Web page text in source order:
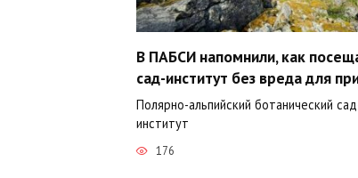
В ПАБСИ напомнили, как
сад-институт без вреда для
Полярно-альпийский ботанический
институт
176